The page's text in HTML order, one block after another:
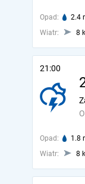
Opad: 2.4
Wiatr:
8
21:00
Opad: 1.8
Wiatr:
8